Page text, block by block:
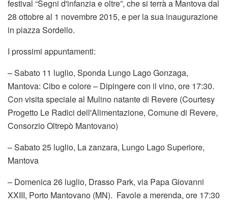
festival “Segni d'infanzia e oltre”, che si terrà a Mantova dal
28 ottobre al 1 novembre 2015, e per la sua inaugurazione
in piazza Sordello.
I prossimi appuntamenti:
– Sabato 11 luglio, Sponda Lungo Lago Gonzaga,
Mantova: Cibo e colore – Dipingere con il vino, ore 17:30.
Con visita speciale al Mulino natante di Revere (Courtesy
Progetto Le Radici dell'Alimentazione, Comune di Revere,
Consorzio Oltrepò Mantovano)
– Sabato 25 luglio, La zanzara, Lungo Lago Superiore,
Mantova
– Domenica 26 luglio, Drasso Park, via Papa Giovanni
XXIII, Porto Mantovano (MN). Favole a merenda, ore 17:30